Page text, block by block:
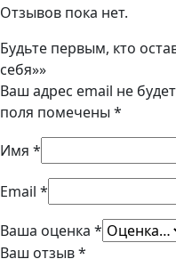
Отзывов пока нет.
Будьте первым, кто
себя»»
Ваш адрес email не
поля помечены *
Имя *
Email *
Ваша оценка *
Ваш отзыв*